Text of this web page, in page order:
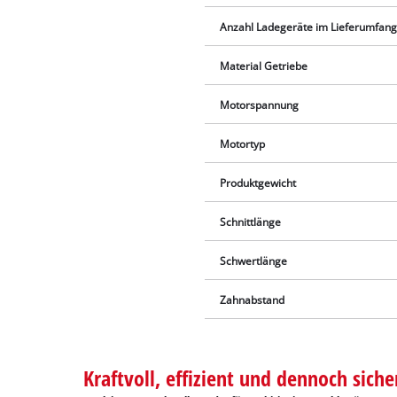
Anzahl Ladegeräte im Lieferumfang
Material Getriebe
Motorspannung
Motortyp
Produktgewicht
Schnittlänge
Schwertlänge
Zahnabstand
Kraftvoll, effizient und dennoch